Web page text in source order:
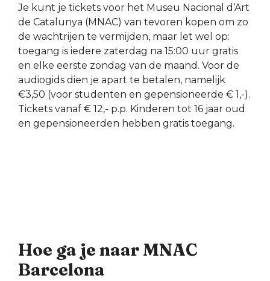
Je kunt je tickets voor het Museu Nacional d’Art
de Catalunya (MNAC) van tevoren kopen om zo
de wachtrijen te vermijden, maar let wel op:
toegang is iedere zaterdag na 15:00 uur gratis
en elke eerste zondag van de maand. Voor de
audiogids dien je apart te betalen, namelijk
€3,50 (voor studenten en gepensioneerde € 1,-).
Tickets vanaf € 12,- p.p. Kinderen tot 16 jaar oud
en gepensioneerden hebben gratis toegang.
Hoe ga je naar MNAC
Barcelona